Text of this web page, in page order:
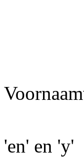
'en' en 'y'